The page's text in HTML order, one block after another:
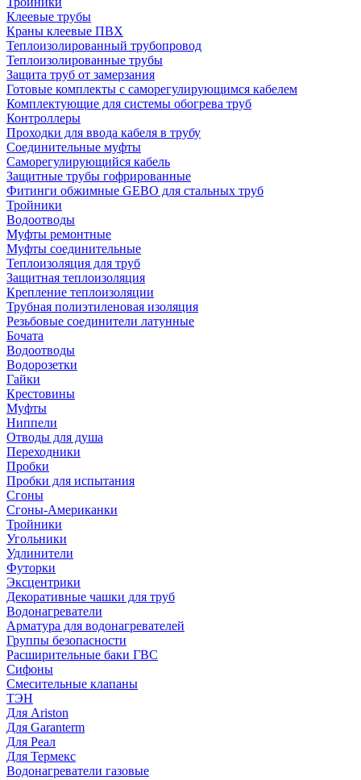
Клеевые трубы
Краны клеевые ПВХ
Теплоизолированный трубопровод
Теплоизолированные трубы
Защита труб от замерзания
Готовые комплекты с саморегулирующимся кабелем
Комплектующие для системы обогрева труб
Контроллеры
Проходки для ввода кабеля в трубу
Соединительные муфты
Саморегулирующийся кабель
Защитные трубы гофрированные
Фитинги обжимные GEBO для стальных труб
Тройники
Водоотводы
Муфты ремонтные
Муфты соединительные
Теплоизоляция для труб
Защитная теплоизоляция
Крепление теплоизоляции
Трубная полиэтиленовая изоляция
Резьбовые соединители латунные
Бочата
Водоотводы
Водорозетки
Гайки
Крестовины
Муфты
Ниппели
Отводы для душа
Переходники
Пробки
Пробки для испытания
Сгоны
Сгоны-Американки
Тройники
Угольники
Удлинители
Футорки
Эксцентрики
Декоративные чашки для труб
Водонагреватели
Арматура для водонагревателей
Группы безопасности
Расширительные баки ГВС
Сифоны
Смесительные клапаны
ТЭН
Для Ariston
Для Garanterm
Для Реал
Для Термекс
Водонагреватели газовые